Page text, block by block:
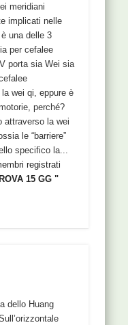
meridiani
implicati nelle
una delle 3
per cefalee
porta sia Wei sia
wei qi, eppure è
perché?
attraverso la wei
le “barriere”
specifico la...
registrati
15 GG "
dello Huang